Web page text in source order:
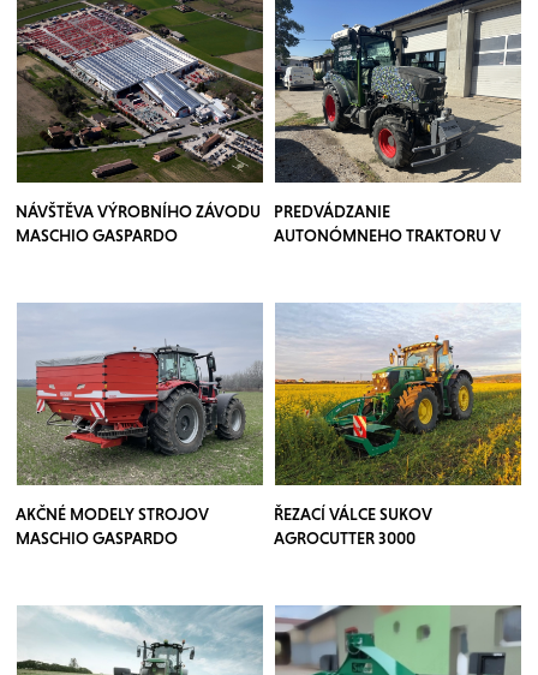
NÁVŠTĚVA VÝROBNÍHO ZÁVODU
MASCHIO GASPARDO
PREDVÁDZANIE
AUTONÓMNEHO TRAKTORU V
AKČNÉ MODELY STROJOV
MASCHIO GASPARDO
ŘEZACÍ VÁLCE SUKOV
AGROCUTTER 3000